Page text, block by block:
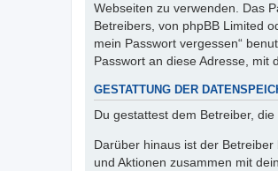
Webseiten zu verwenden. Das
Betreibers, von phpBB Limited
mein Passwort vergessen“
Passwort an diese Adresse, mit
GESTATTUNG DER
Du gestattest dem Betreiber,
Darüber hinaus ist der
und Aktionen zusammen mit